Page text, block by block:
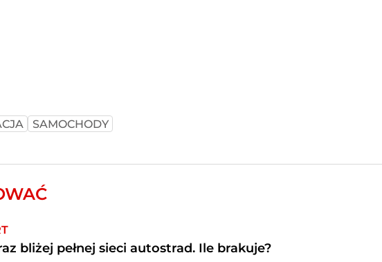
SAMOCHODY
bliżej pełnej sieci autostrad. Ile brakuje?